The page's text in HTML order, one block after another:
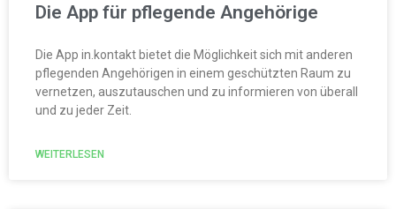
Die App für pflegende Angehörige
Die App in.kontakt bietet die Möglichkeit sich mit anderen
pflegenden Angehörigen in einem geschützten Raum zu
vernetzen, auszutauschen und zu informieren von überall
und zu jeder Zeit.
WEITERLESEN